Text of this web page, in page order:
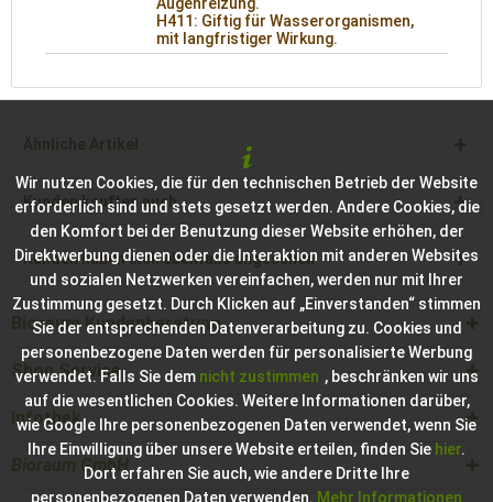
H411: Giftig für Wasserorganismen,
mit langfristiger Wirkung.
Ähnliche Artikel
Kunden kauften auch
Kunden haben sich ebenfalls angesehen
Bioraum Kundenberatung
Shop Service
Infothek
Bioraum GmbH
Wir nutzen Cookies, die für den technischen Betrieb der Website
erforderlich sind und stets gesetzt werden. Andere Cookies, die
den Komfort bei der Benutzung dieser Website erhöhen, der
Direktwerbung dienen oder die Interaktion mit anderen Websites
und sozialen Netzwerken vereinfachen, werden nur mit Ihrer
Zustimmung gesetzt. Durch Klicken auf „Einverstanden“ stimmen
Sie der entsprechenden Datenverarbeitung zu. Cookies und
personenbezogene Daten werden für personalisierte Werbung
verwendet. Falls Sie dem nicht zustimmen , beschränken wir uns
auf die wesentlichen Cookies. Weitere Informationen darüber,
wie Google Ihre personenbezogenen Daten verwendet, wenn Sie
Ihre Einwilligung über unsere Website erteilen, finden Sie hier.
Dort erfahren Sie auch, wie andere Dritte Ihre
personenbezogenen Daten verwenden. Mehr Informationen